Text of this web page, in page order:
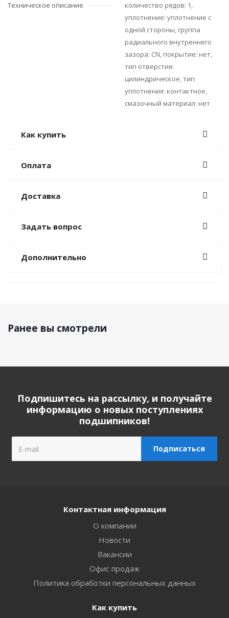
Техническое описание
количество рядов: 1,
уплотнение: уплотнение с
одной стороны, группа
радиального внутреннего
зазора: CN, покрытие: нет,
тип отверстия:
цилиндрическое, тип
уплотнения: контактное,
смазочный материал: нет
Как купить
Оплата
Доставка
Задать вопрос
Дополнительно
Ранее вы смотрели
Подпишитесь на рассылку, и получайте
информацию о новых поступлениях
подшипников!
Контактная информация
О компании
Новости
Вакансии
Офис продаж
Политика обработки персональных данных
Как купить